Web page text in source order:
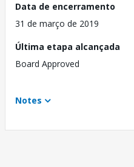
Data de encerramento
31 de março de 2019
Última etapa alcançada
Board Approved
Notes